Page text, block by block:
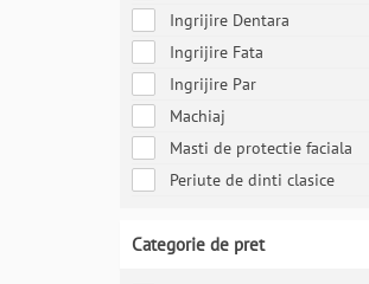
Ingrijire Dentara
Ingrijire Fata
Ingrijire Par
Machiaj
Masti de protectie faciala
Periute de dinti clasice
Categorie de pret